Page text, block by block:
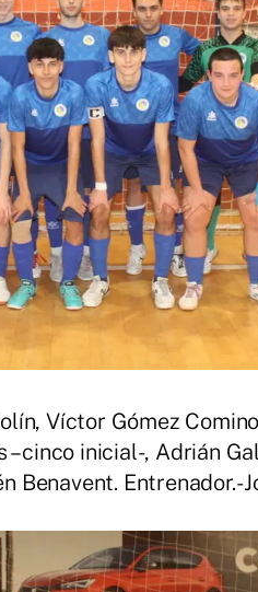
Víctor Gómez
cinco inicial-, Adrián
Benavent. Entrenador.-